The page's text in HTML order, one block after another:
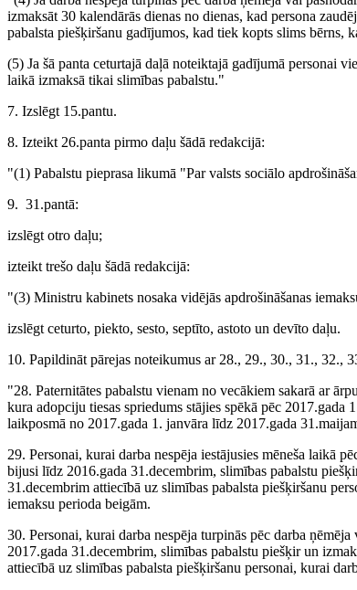
izmaksāt 30 kalendārās dienas no dienas, kad persona
pabalsta piešķiršanu gadījumos, kad tiek kopts slims bērns,
(5) Ja šā panta ceturtajā daļā noteiktajā gadījumā personai
laikā izmaksā tikai slimības pabalstu."
7. Izslēgt 15.pantu.
8. Izteikt 26.panta pirmo daļu šādā redakcijā:
"(1) Pabalstu pieprasa likumā "Par valsts sociālo
9. 31.pantā:
izslēgt otro daļu;
izteikt trešo daļu šādā redakcijā:
"(3) Ministru kabinets nosaka vidējās apdrošināšanas
izslēgt ceturto, piekto, sesto, septīto, astoto un devīto daļu.
10. Papildināt pārejas noteikumus ar 28., 29., 30., 31., 32.,
"28. Paternitātes pabalstu vienam no vecākiem sakarā ar
kura adopciju tiesas spriedums stājies spēkā pēc 2017.gada
laikposmā no 2017.gada 1. janvāra līdz 2017.gada
29. Personai, kurai darba nespēja iestājusies mēneša laikā
bijusi līdz 2016.gada 31.decembrim, slimības pabalstu
31.decembrim attiecībā uz slimības pabalsta piešķiršanu
iemaksu perioda beigām.
30. Personai, kurai darba nespēja turpinās pēc darba
2017.gada 31.decembrim, slimības pabalstu piešķir un
attiecībā uz slimības pabalsta piešķiršanu personai, kurai